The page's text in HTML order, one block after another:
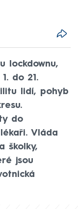
lockdownu,
do 21.
lidí, pohyb
do
Vláda
školky,
jsou